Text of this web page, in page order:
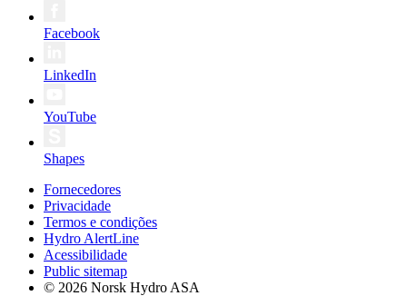
Facebook
LinkedIn
YouTube
Shapes
Fornecedores
Privacidade
Termos e condições
Hydro AlertLine
Acessibilidade
Public sitemap
© 2026 Norsk Hydro ASA